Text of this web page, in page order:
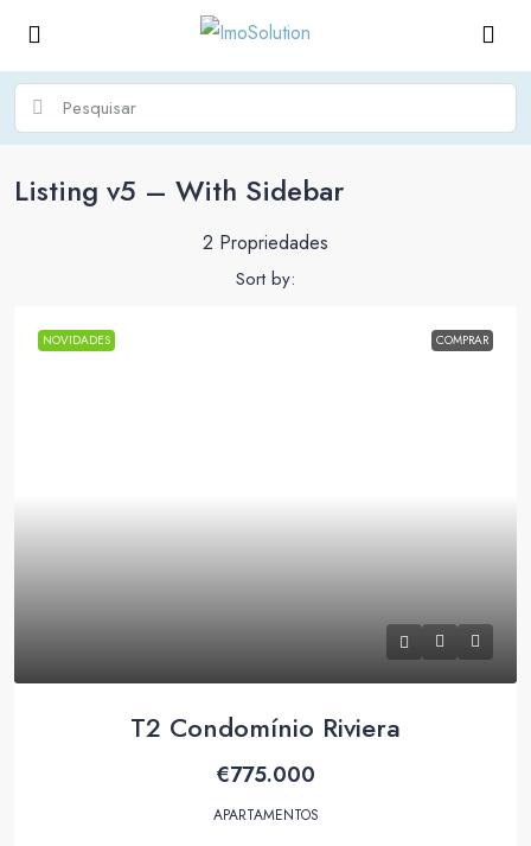
Listing v5 – With Sidebar
2 Propriedades
Sort by:
NOVIDADES COMPRAR
T2 Condomínio Riviera
€775.000
APARTAMENTOS